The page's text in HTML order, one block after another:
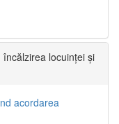
locuinței și
acordarea